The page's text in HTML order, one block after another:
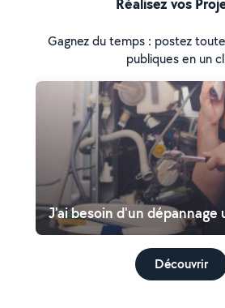
Gagnez du temps : postez
publiques en un
J'ai besoin d'un dépannage
Découvrir